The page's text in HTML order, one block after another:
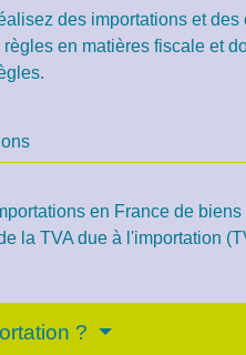
des importations et
en matières fiscale et
en France de
la TVA due à l'importation
?